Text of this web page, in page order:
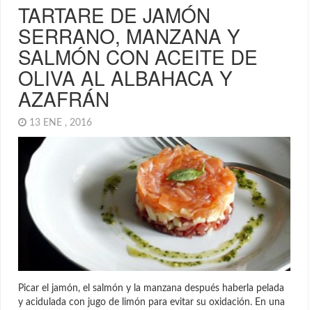
TARTARE DE JAMÓN
SERRANO, MANZANA Y
SALMÓN CON ACEITE DE
OLIVA AL ALBAHACA Y
AZAFRÁN
13 ENE , 2016
Picar el jamón, el salmón y la manzana después haberla pelada
y acidulada con jugo de limón para evitar su oxidación. En una